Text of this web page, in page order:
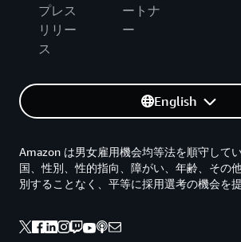
プレス
リリー
ス
ートナ
ー
English
Amazon は男女雇用機会均等法を順守して
国、性別、性的指向、障がい、年齢、その
別することなく、平等に採用選考の機会を